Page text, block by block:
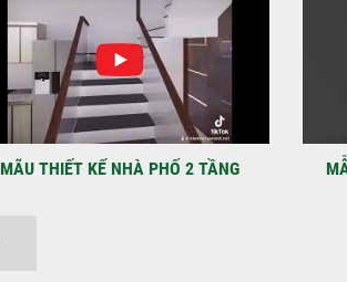
NHẬN CHÌA KHÓA –
LẠC
Địa điểm: Đường Lâm
Kỳ Xây Dựng Sao Việt
MẪU NHÀ PHỐ 4×12 1 TRỆT 2 LẦU